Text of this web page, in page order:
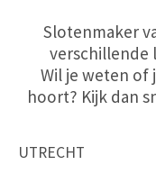
Slotenmaker
verschillende
Wil je weten of
hoort? Kijk dan
UTRECHT